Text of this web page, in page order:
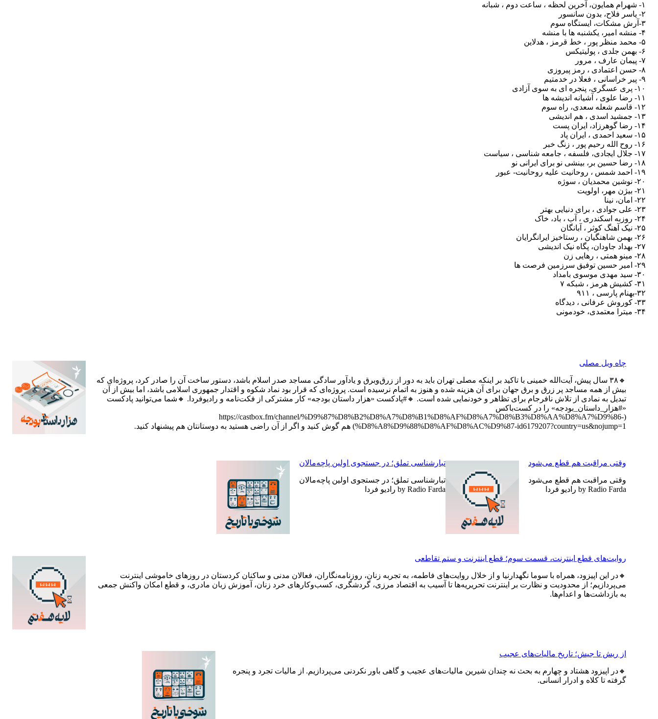
۱- شهرام همایون، آخرین لحظه ، ساعت دوم ، شبانه
۲- یاسر فلاح، بدون سانسور
۳-آرش مشکات، ایستگاه سوم
۴- منشه امیر، یکشنبه ها با منشه
۵- محمد منظر پور ، خط قرمز ، هدلاین
۶- بهمن جلدی ، پولیتیکس
۷- پیمان عارف ، مرور
۸- حسن اعتمادی ، رمز پیروزی
۹- پیر خراسانی ، فعلا در خدمتیم
۱۰- پری عسگری، پنجره ای به سوی آزادی
۱۱- رضا علوی ، آشیانه اندیشه ها
۱۲- قاسم شعله سعدی، راه سوم
۱۳- جمشید اسدی ، هم اندیشی
۱۴- رضا گوهرزاد، ایران پست
۱۵- سعید احمدی ، ایران پاد
۱۶- روح الله رحیم پور ، زنگ خبر
۱۷- جلال ایجادی، فلسفه ، جامعه شناسی ، سیاست
۱۸- رضا حسین بر، بینشی نو برای ایرانی نو
۱۹- احمد شمس ، روحانیت علیه روحانیت- عبور
۲۰- نوشین محمدیان ، سوژه
۲۱- بیژن مهر، اولویت
۲۲- امان، نینا
۲۳- علی جوادی ، برای دنیایی بهتر
۲۴- روزبه اسکندری ، آب ، باد، خاک
۲۵- نیک آهنگ کوثر ، آبانگان
۲۶- بهمن شاهنگیان ، رستاخیز ایرانگرایان
۲۷- بهداد جاودان، پگاه نیک اندیشی
۲۸- مینو همتی ، رهایی زن
۲۹- امیر حسین توفیق سرزمین فرصت ها
۳۰- سید مهدی موسوی بامداد
۳۱- کشیش هرمز ، شبکه ۷
۳۲-بهنام پارسی ، ۹۱۱
۳۳- کوروش عرفانی ، دیدگاه
۳۴- میترا معتمدی، خودمونی
چاه ویل مصلی
🔸۳۸ سال پیش، آیت‌الله خمینی با تاکید بر اینکه مصلی تهران باید به دور از زرق‌وبرق و یادآور سادگی مساجد صدر اسلام باشد، دستور ساخت آن را صادر کرد، پروژه‌ای که
بیش از همه مساجد پر زرق و برق جهان برای آن هزینه شده و هنوز به اتمام نرسیده است. پروژه‌ای که قرار بود نماد شکوه و اقتدار جمهوری اسلامی باشد، اما بیش از آن
تبدیل به نمادی از تلاش نافرجام برای تظاهر و خودنمایی شده است. 🔸#پادکست «هزار داستان بودجه» کار مشترکی از فکت‌نامه و رادیوفردا. 🔸شما می‌توانید پادکست
«#هزار_داستان_بودجه» را در کست‌باکس
(https://castbox.fm/channel/%D9%87%D8%B2%D8%A7%D8%B1%D8%AF%D8%A7%D8%B3%D8%AA%D8%A7%D9%86-
%D8%A8%D9%88%D8%AF%D8%AC%D9%87-id6179207?country=us&nojump=1) هم گوش کنید و اگر از آن راضی هستید به دوستانتان هم پیشنهاد کنید.
وقتی مراقبت هم قطع می‌شود
وقتی مراقبت هم قطع می‌شود
by Radio Farda رادیو فردا
تبارشناسی تملق؛ در جستجوی اولین‌ پاچه‌مالان
تبارشناسی تملق؛ در جستجوی اولین‌ پاچه‌مالان
by Radio Farda رادیو فردا
روایت‌های قطع اینترنت، قسمت سوم؛ قطع اینترنت و ستم تقاطعی
🔸در این اپیزود، همراه با سوما نگهدارنیا و از خلال روایت‌های فاطمه، به تجربه زنان، روزنامه‌نگاران، فعالان مدنی و ساکنان کردستان در روزهای خاموشی اینترنت
می‌پردازیم؛ از محدودیت و نظارت بر اینترنت تحریریه‌ها تا آسیب به اقتصاد مرزی، گردشگری، کسب‌وکارهای خرد زنان، آموزش زبان مادری، و قطع امکان واکنش جمعی
به بازداشت‌ها و اعدام‌ها.
از ریش تا جیش؛ تاریخ مالیات‌های عجیب
🔸در اپیزود هشتاد و چهارم به بحث نه چندان شیرین مالیات‌های عجیب و گاهی باور نکردنی‌ می‌پردازیم. از مالیات تجرد و پنجره
گرفته تا کلاه و ادرار انسانی.